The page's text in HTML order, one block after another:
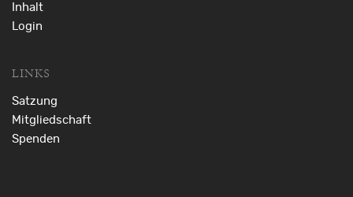
Inhalt
Login
LINKS
Satzung
Mitgliedschaft
Spenden